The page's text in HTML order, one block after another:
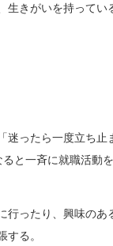
生きがいを持って
迷ったら一度立ち
と一斉に就職活動
行ったり、興味の
る。